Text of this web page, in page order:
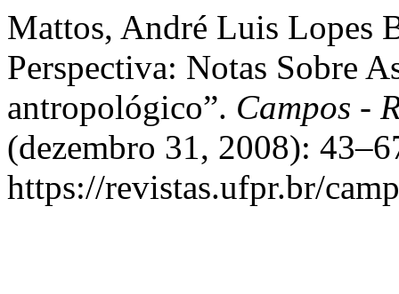
Mattos, André Luis Lopes
Perspectiva: Notas Sobre
antropológico”. Campos -
(dezembro 31, 2008):
https://revistas.ufpr.br/